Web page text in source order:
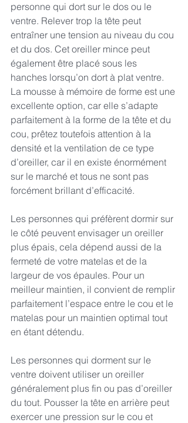
personne qui dort sur le dos ou le
ventre. Relever trop la tête peut
entraîner une tension au niveau du cou
et du dos. Cet oreiller mince peut
également être placé sous les
hanches lorsqu’on dort à plat ventre.
La mousse à mémoire de forme est une
excellente option, car elle s’adapte
parfaitement à la forme de la tête et du
cou, prêtez toutefois attention à la
densité et la ventilation de ce type
d’oreiller, car il en existe énormément
sur le marché et tous ne sont pas
forcément brillant d’efficacité.
Les personnes qui préfèrent dormir sur
le côté peuvent envisager un oreiller
plus épais, cela dépend aussi de la
fermeté de votre matelas et de la
largeur de vos épaules. Pour un
meilleur maintien, il convient de remplir
parfaitement l’espace entre le cou et le
matelas pour un maintien optimal tout
en étant détendu.
Les personnes qui dorment sur le
ventre doivent utiliser un oreiller
généralement plus fin ou pas d’oreiller
du tout. Pousser la tête en arrière peut
exercer une pression sur le cou et